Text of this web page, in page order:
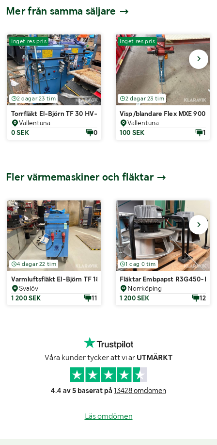
Mer från samma säljare
Inget res.pris
2 dagar 23 tim
Torrfläkt El-Björn TF 30 HV-F 2st
Vallentuna
0 SEK
0
Inget res.pris
2 dagar 23 tim
Visp/blandare Flex MXE 900
Vallentuna
100 SEK
1
Fler värmemaskiner och fläktar
4 dagar 22 tim
Varmluftsfläkt El-Björn TF 18 EL
Svalöv
1 200 SEK
11
1 dag 0 tim
Fläktar Embpapst R3G450-
Norrköping
1 200 SEK
12
Våra kunder tycker att vi är UTMÄRKT
4.4 av 5 baserat på 13428 omdömen
Läs omdömen